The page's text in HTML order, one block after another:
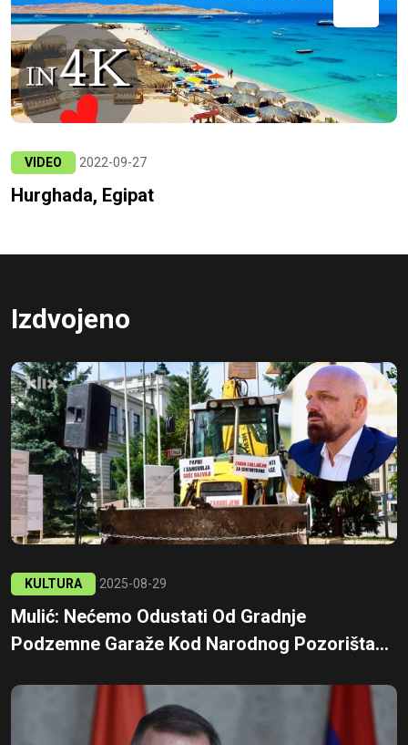
VIDEO 2022-09-27
Hurghada, Egipat
Izdvojeno
KULTURA 2025-08-29
Mulić: Nećemo Odustati Od Gradnje
Podzemne Garaže Kod Narodnog Pozorišta...